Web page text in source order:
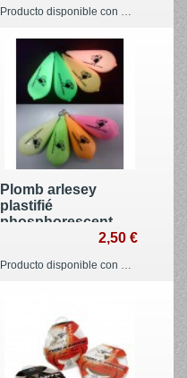
Plomb arlesey
plastifié
phosphorescent
2,50 €
Producto disponible con diferentes opciones